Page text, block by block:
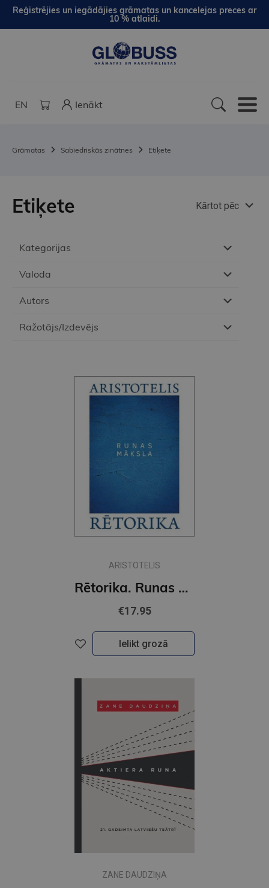
Reģistrējies un iegādājies grāmatas un kancelejas preces ar
10 % atlaidi.
EN Ienākt
Grāmatas Sabiedriskās zinātnes Etiķete
Kategorijas
Valoda
Autors
Ražotājs/Izdevējs
Etiķete Kārtot pēc
ARISTOTELIS
Rētorika. Runas māksla
€17.95
Ielikt grozā
ZANE DAUDZIŅA